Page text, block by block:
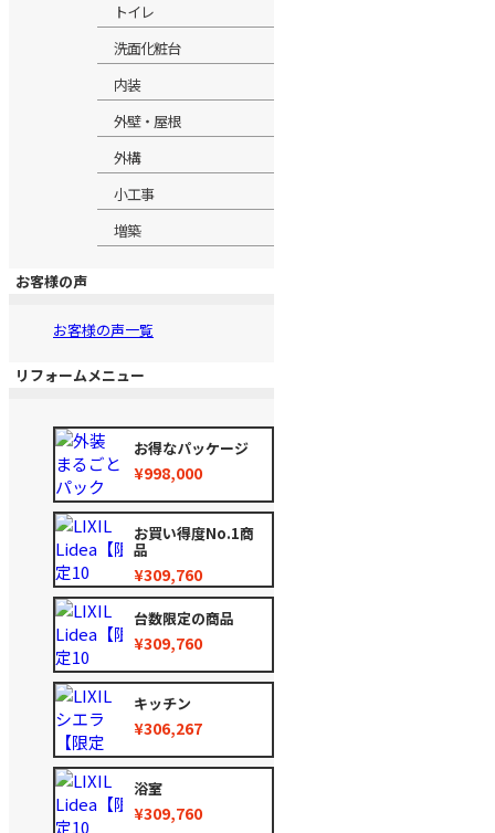
トイレ
洗面化粧台
内装
外壁・屋根
外構
小工事
増築
お客様の声
お客様の声一覧
リフォームメニュー
お得なパッケージ
¥998,000
お買い得度No.1商
品
¥309,760
台数限定の商品
¥309,760
キッチン
¥306,267
浴室
¥309,760